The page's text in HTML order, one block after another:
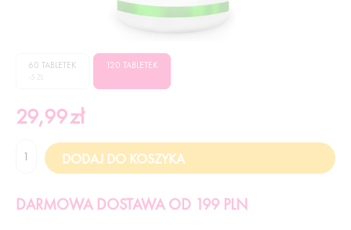
60 TABLETEK
-5 ZŁ
120 TABLETEK
29,99zł
DARMOWA DOSTAWA OD 199 PLN